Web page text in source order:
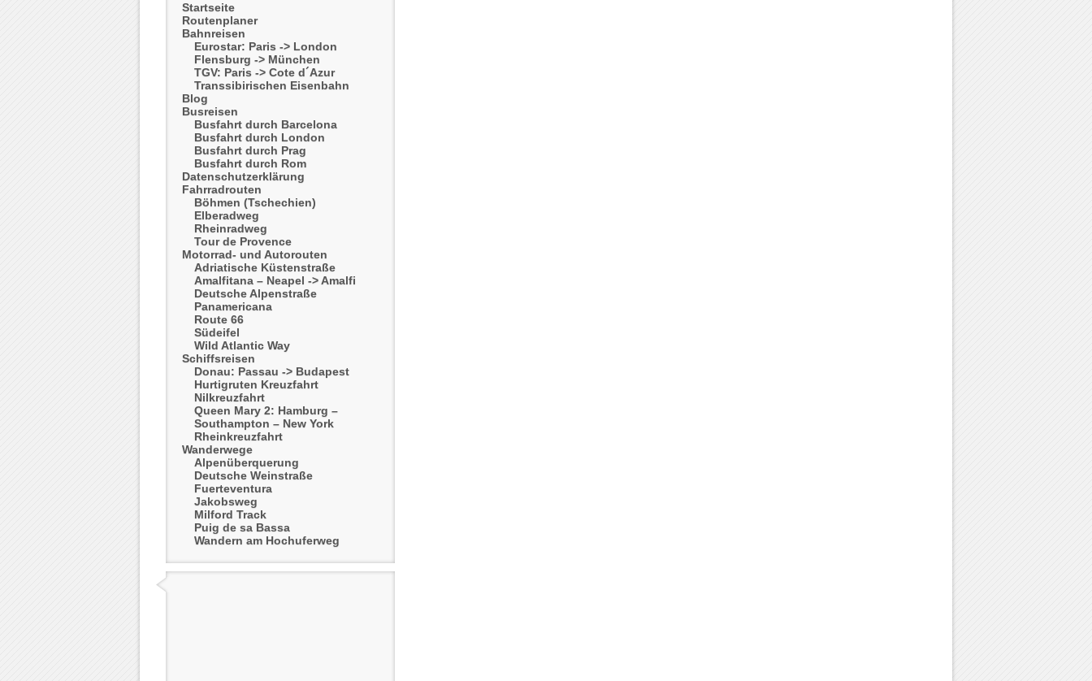
Startseite
Routenplaner
Bahnreisen
Eurostar: Paris -> London
Flensburg -> München
TGV: Paris -> Cote d´Azur
Transsibirischen Eisenbahn
Blog
Busreisen
Busfahrt durch Barcelona
Busfahrt durch London
Busfahrt durch Prag
Busfahrt durch Rom
Datenschutzerklärung
Fahrradrouten
Böhmen (Tschechien)
Elberadweg
Rheinradweg
Tour de Provence
Motorrad- und Autorouten
Adriatische Küstenstraße
Amalfitana – Neapel -> Amalfi
Deutsche Alpenstraße
Panamericana
Route 66
Südeifel
Wild Atlantic Way
Schiffsreisen
Donau: Passau -> Budapest
Hurtigruten Kreuzfahrt
Nilkreuzfahrt
Queen Mary 2: Hamburg –
Southampton – New York
Rheinkreuzfahrt
Wanderwege
Alpenüberquerung
Deutsche Weinstraße
Fuerteventura
Jakobsweg
Milford Track
Puig de sa Bassa
Wandern am Hochuferweg